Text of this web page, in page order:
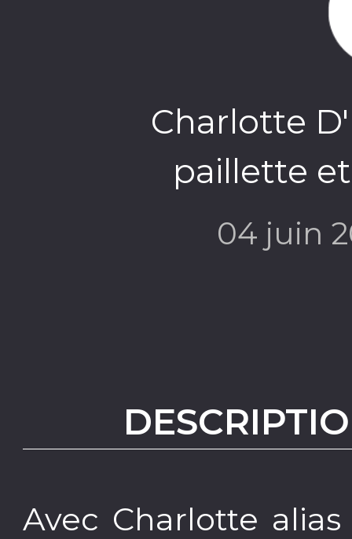
Charlotte
paillette
04 juin
Avec Charlotte